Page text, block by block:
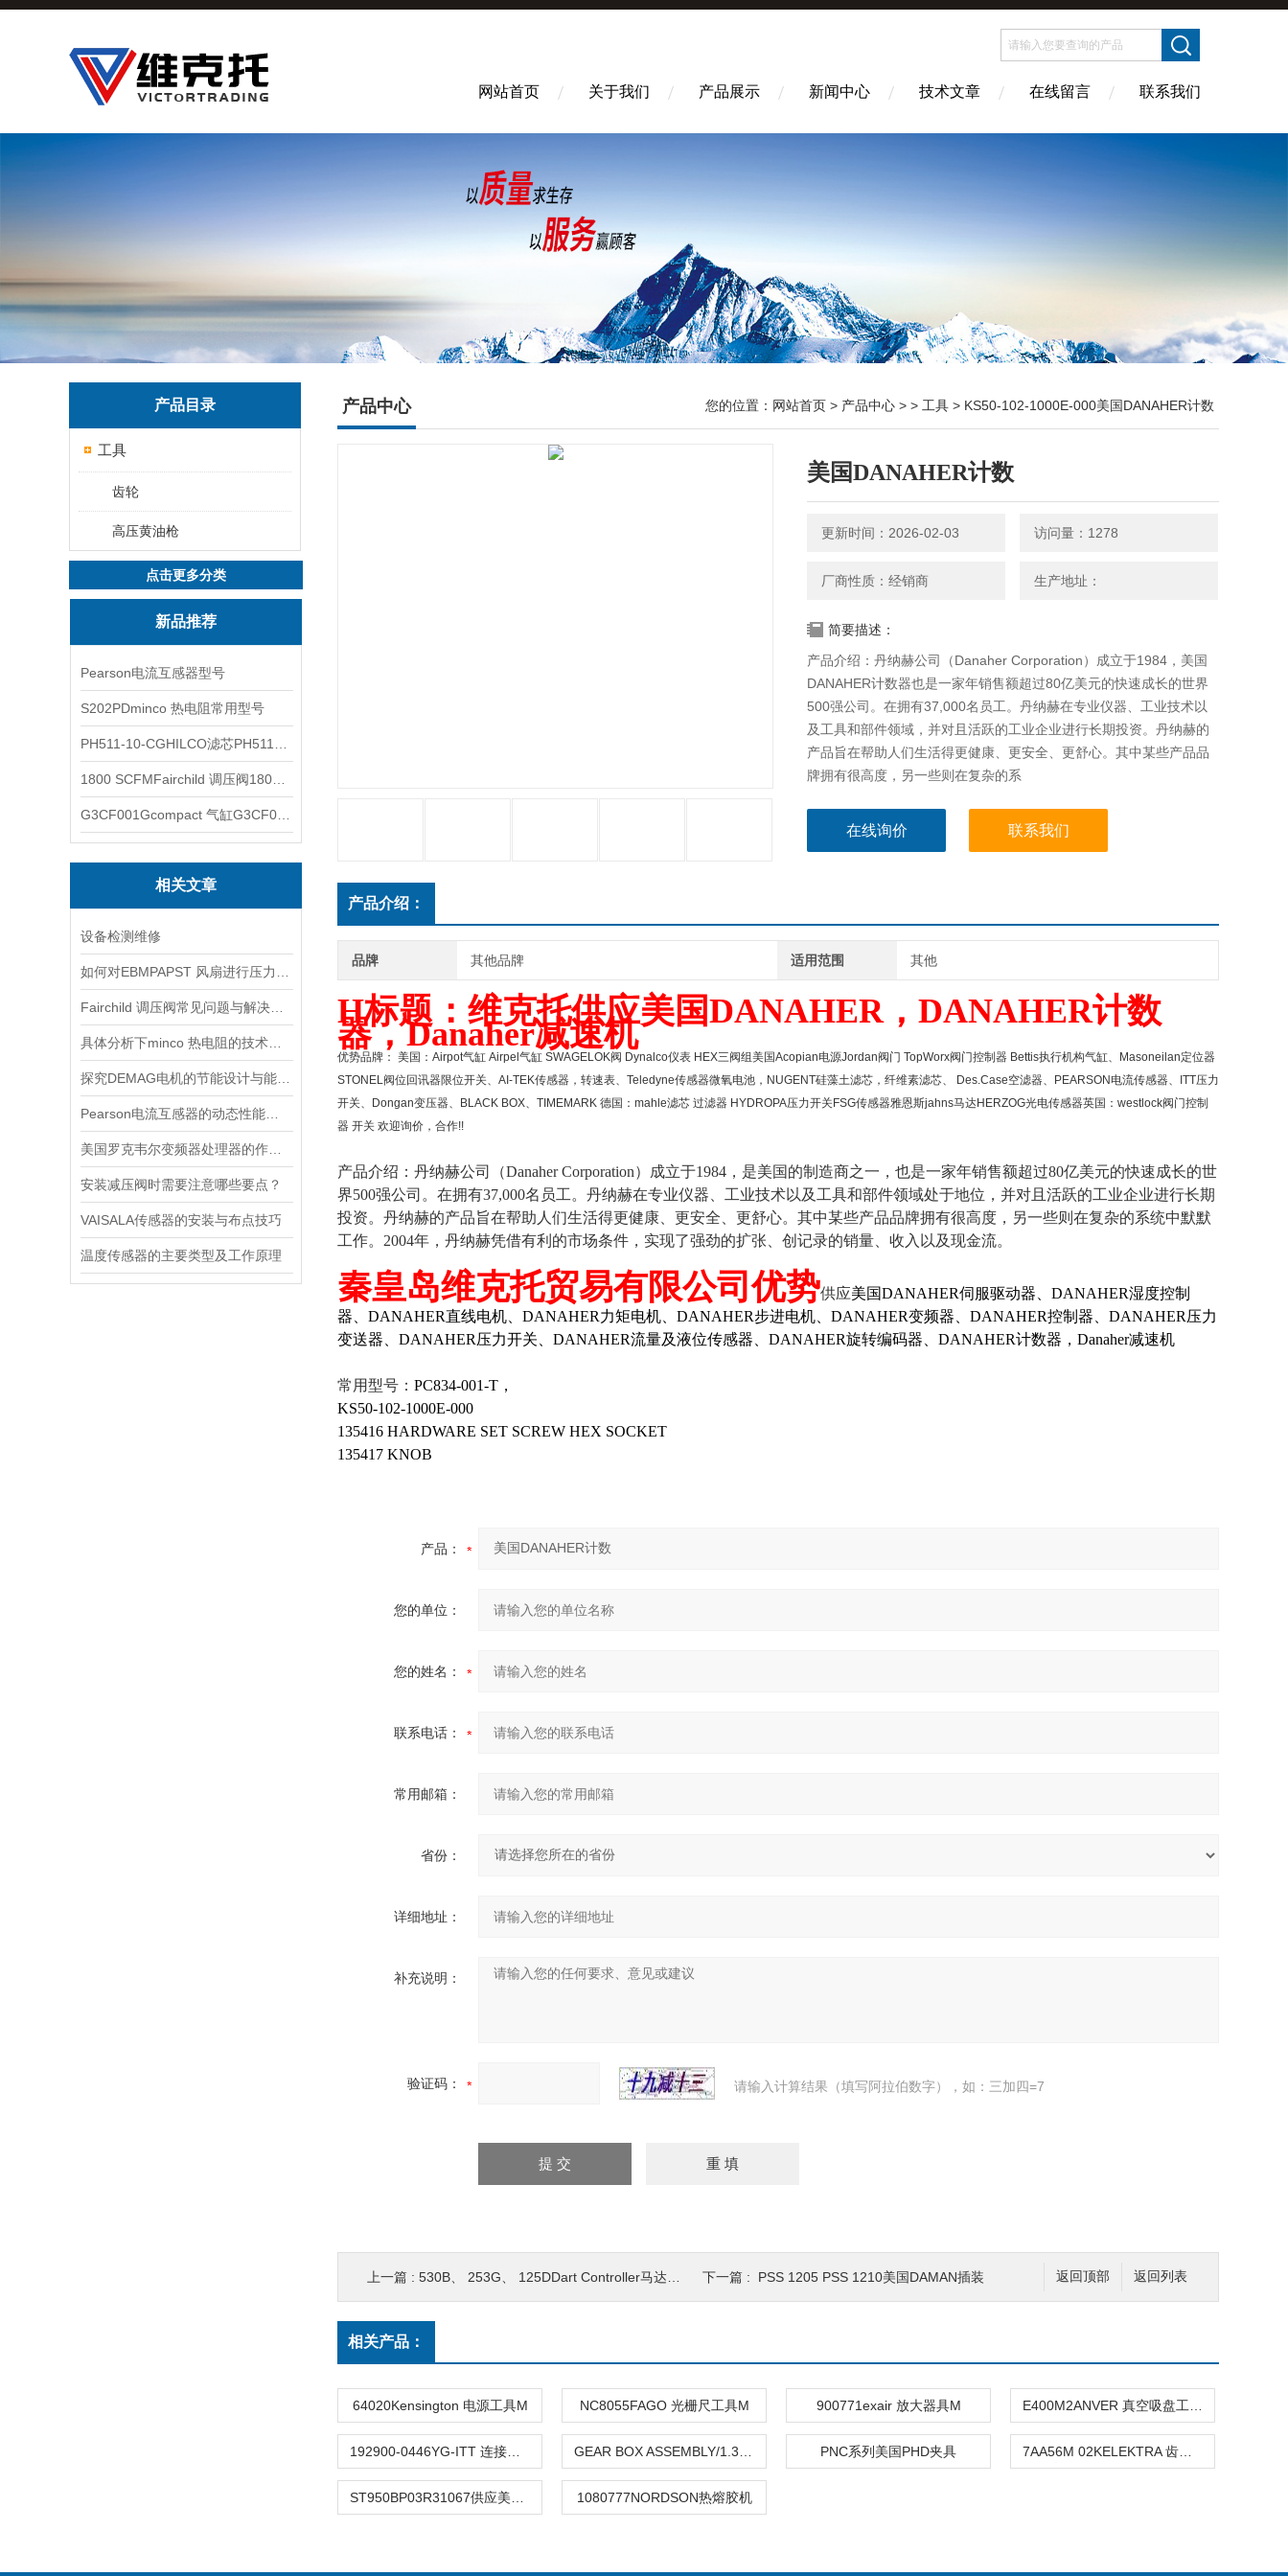
网站首页 关于我们 产品展示 新闻中心 技术文章 在线留言 联系我们
产品目录
工具
齿轮
高压黄油枪
点击更多分类
新品推荐
Pearson电流互感器型号
S202PDminco 热电阻常用型号
相关文章
设备检测维修
安装减压阀时需要注意哪些要点？
VAISALA传感器的安装与布点技巧
温度传感器的主要类型及工作原理
产品中心 您的位置： 网站首页 > 产品中心 > > 工具 > KS50-102-1000E-000美国DANAHER计数
美国DANAHER计数
更新时间：2026-02-03 访问量：1278
厂商性质：经销商 生产地址：
简要描述：
产品介绍：丹纳赫公司（Danaher Corporation）成立于1984，美国
DANAHER计数器也是一家年销售额超过80亿美元的快速成长的世界
500强公司。在拥有37,000名员工。丹纳赫在专业仪器、工业技术以
及工具和部件领域，并对且活跃的工业企业进行长期投资。丹纳赫的
产品旨在帮助人们生活得更健康、更安全、更舒心。其中某些产品品
牌拥有很高度，另一些则在复杂的系
在线询价 联系我们
产品介绍：
品牌 其他品牌 适用范围 其他
H标题：维克托供应美国DANAHER，DANAHER计数
器，Danaher减速机
优势品牌： 美国：Airpot气缸 Airpel气缸 SWAGELOK阀 Dynalco仪表 HEX三阀组美国Acopian电源Jordan阀门 TopWorx阀门控制器 Bettis执行机构气缸、Masoneilan定位器
STONEL阀位回讯器限位开关、AI-TEK传感器，转速表、Teledyne传感器微氧电池，NUGENT硅藻土滤芯，纤维素滤芯、 Des.Case空滤器、PEARSON电流传感器、ITT压力
开关、Dongan变压器、BLACK BOX、TIMEMARK 德国：mahle滤芯 过滤器 HYDROPA压力开关FSG传感器雅恩斯jahns马达HERZOG光电传感器英国：westlock阀门控制
器 开关 欢迎询价，合作!!
产品介绍：丹纳赫公司（Danaher Corporation）成立于1984，是美国的制造商之一，也是一家年销售额超过80亿美元的快速成长的世
界500强公司。在拥有37,000名员工。丹纳赫在专业仪器、工业技术以及工具和部件领域处于地位，并对且活跃的工业企业进行长期
投资。丹纳赫的产品旨在帮助人们生活得更健康、更安全、更舒心。其中某些产品品牌拥有很高度，另一些则在复杂的系统中默默
工作。2004年，丹纳赫凭借有利的市场条件，实现了强劲的扩张、创记录的销量、收入以及现金流。
秦皇岛维克托贸易有限公司优势供应美国DANAHER伺服驱动器、DANAHER湿度控制
器、DANAHER直线电机、DANAHER力矩电机、DANAHER步进电机、DANAHER变频器、DANAHER控制器、DANAHER压力
变送器、DANAHER压力开关、DANAHER流量及液位传感器、DANAHER旋转编码器、DANAHER计数器，Danaher减速机
常用型号： PC834-001-T ，
KS50-102-1000E-000
135416 HARDWARE SET SCREW HEX SOCKET
135417 KNOB
产品：
您的单位：
您的姓名：
联系电话：
常用邮箱：
省份：
详细地址：
补充说明：
验证码： 请输入计算结果（填写阿拉伯数字），如：三加四=7
返回列表
返回顶部
上一篇 : 530B、 253G、 125DDart Controller马达速度控制 下一篇 : PSS 1205 PSS 1210美国DAMAN插装
相关产品：
64020Kensington 电源工具M NC8055FAGO 光栅尺工具M 900771exair 放大器具M
PNC系列美国PHD夹具
1080777NORDSON热熔胶机